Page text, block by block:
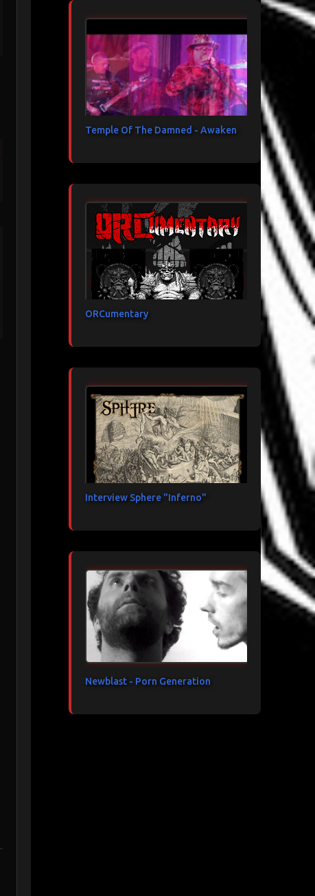
Temple Of The Damned - Awaken
ORCumentary
Interview Sphere "Inferno"
Newblast - Porn Generation